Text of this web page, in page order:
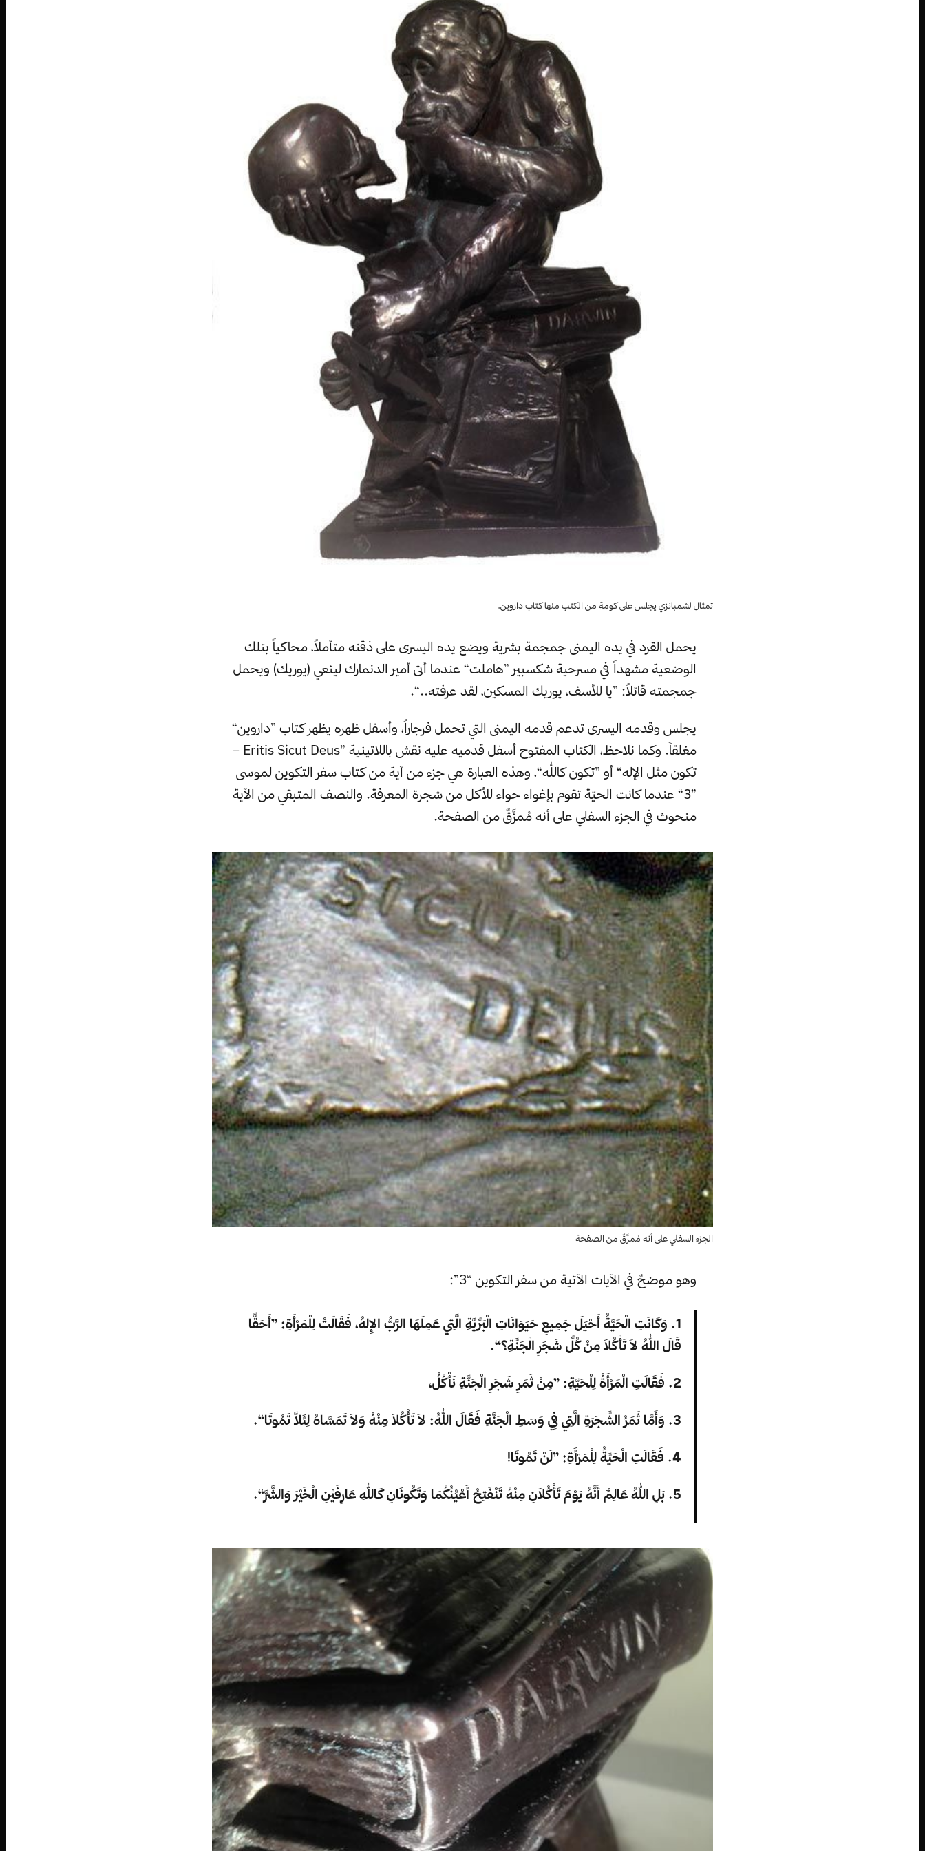
تمثال لشمبانزي يجلس على كومة من الكتب منها كتاب داروين.
يحمل القرد في يده اليمنى جمجمة بشرية ويضع يده اليسرى على ذقنه متأملاً، محاكياً بتلك
الوضعية مشهداً في مسرحية شكسبير ”هاملت“ عندما أتى أمير الدنمارك لينعي (يوريك) ويحمل
جمجمته قائلاً: ”يا للأسف، يوريك المسكين، لقد عرفته..“.
يجلس وقدمه اليسرى تدعم قدمه اليمنى التي تحمل فرجاراً، وأسفل ظهره يظهر كتاب ”داروين“
مغلقاً. وكما نلاحظ، الكتاب المفتوح أسفل قدميه عليه نقش باللاتينية ”Eritis Sicut Deus –
تكون مثل الإله“ أو ”تكون كالله“، وهذه العبارة هي جزء من آية من كتاب سفر التكوين لموسى
”3“ عندما كانت الحيّة تقوم بإغواء حواء للأكل من شجرة المعرفة. والنصف المتبقي من الآية
منحوث في الجزء السفلي على أنه مُمزَّقٌ من الصفحة.
الجزء السفلي على أنه مُمزَّقٌ من الصفحة
وهو موضحٌ في الآيات الآتية من سفر التكوين “3”:
1. وَكَانَتِ الْحَيَّةُ أَحْيَلَ جَمِيعِ حَيَوَانَاتِ الْبَرِّيَّةِ الَّتِي عَمِلَهَا الرَّبُّ الإِلهُ، فَقَالَتْ لِلْمَرْأَةِ: ”أَحَقًّا
قَالَ اللهُ لاَ تَأْكُلاَ مِنْ كُلِّ شَجَرِ الْجَنَّةِ؟“.
2. فَقَالَتِ الْمَرْأَةُ لِلْحَيَّةِ: ”مِنْ ثَمَرِ شَجَرِ الْجَنَّةِ نَأْكُلُ،
3. وَأَمَّا ثَمَرُ الشَّجَرَةِ الَّتِي فِي وَسَطِ الْجَنَّةِ فَقَالَ اللهُ: لاَ تَأْكُلاَ مِنْهُ وَلاَ تَمَسَّاهُ لِئَلاَّ تَمُوتَا“.
4. فَقَالَتِ الْحَيَّةُ لِلْمَرْأَةِ: ”لَنْ تَمُوتَا!
5. بَلِ اللهُ عَالِمٌ أَنَّهُ يَوْمَ تَأْكُلاَنِ مِنْهُ تَنْفَتِحُ أَعْيُنُكُمَا وَتَكُونَانِ كَاللهِ عَارِفَيْنِ الْخَيْرَ وَالشَّرَّ“.